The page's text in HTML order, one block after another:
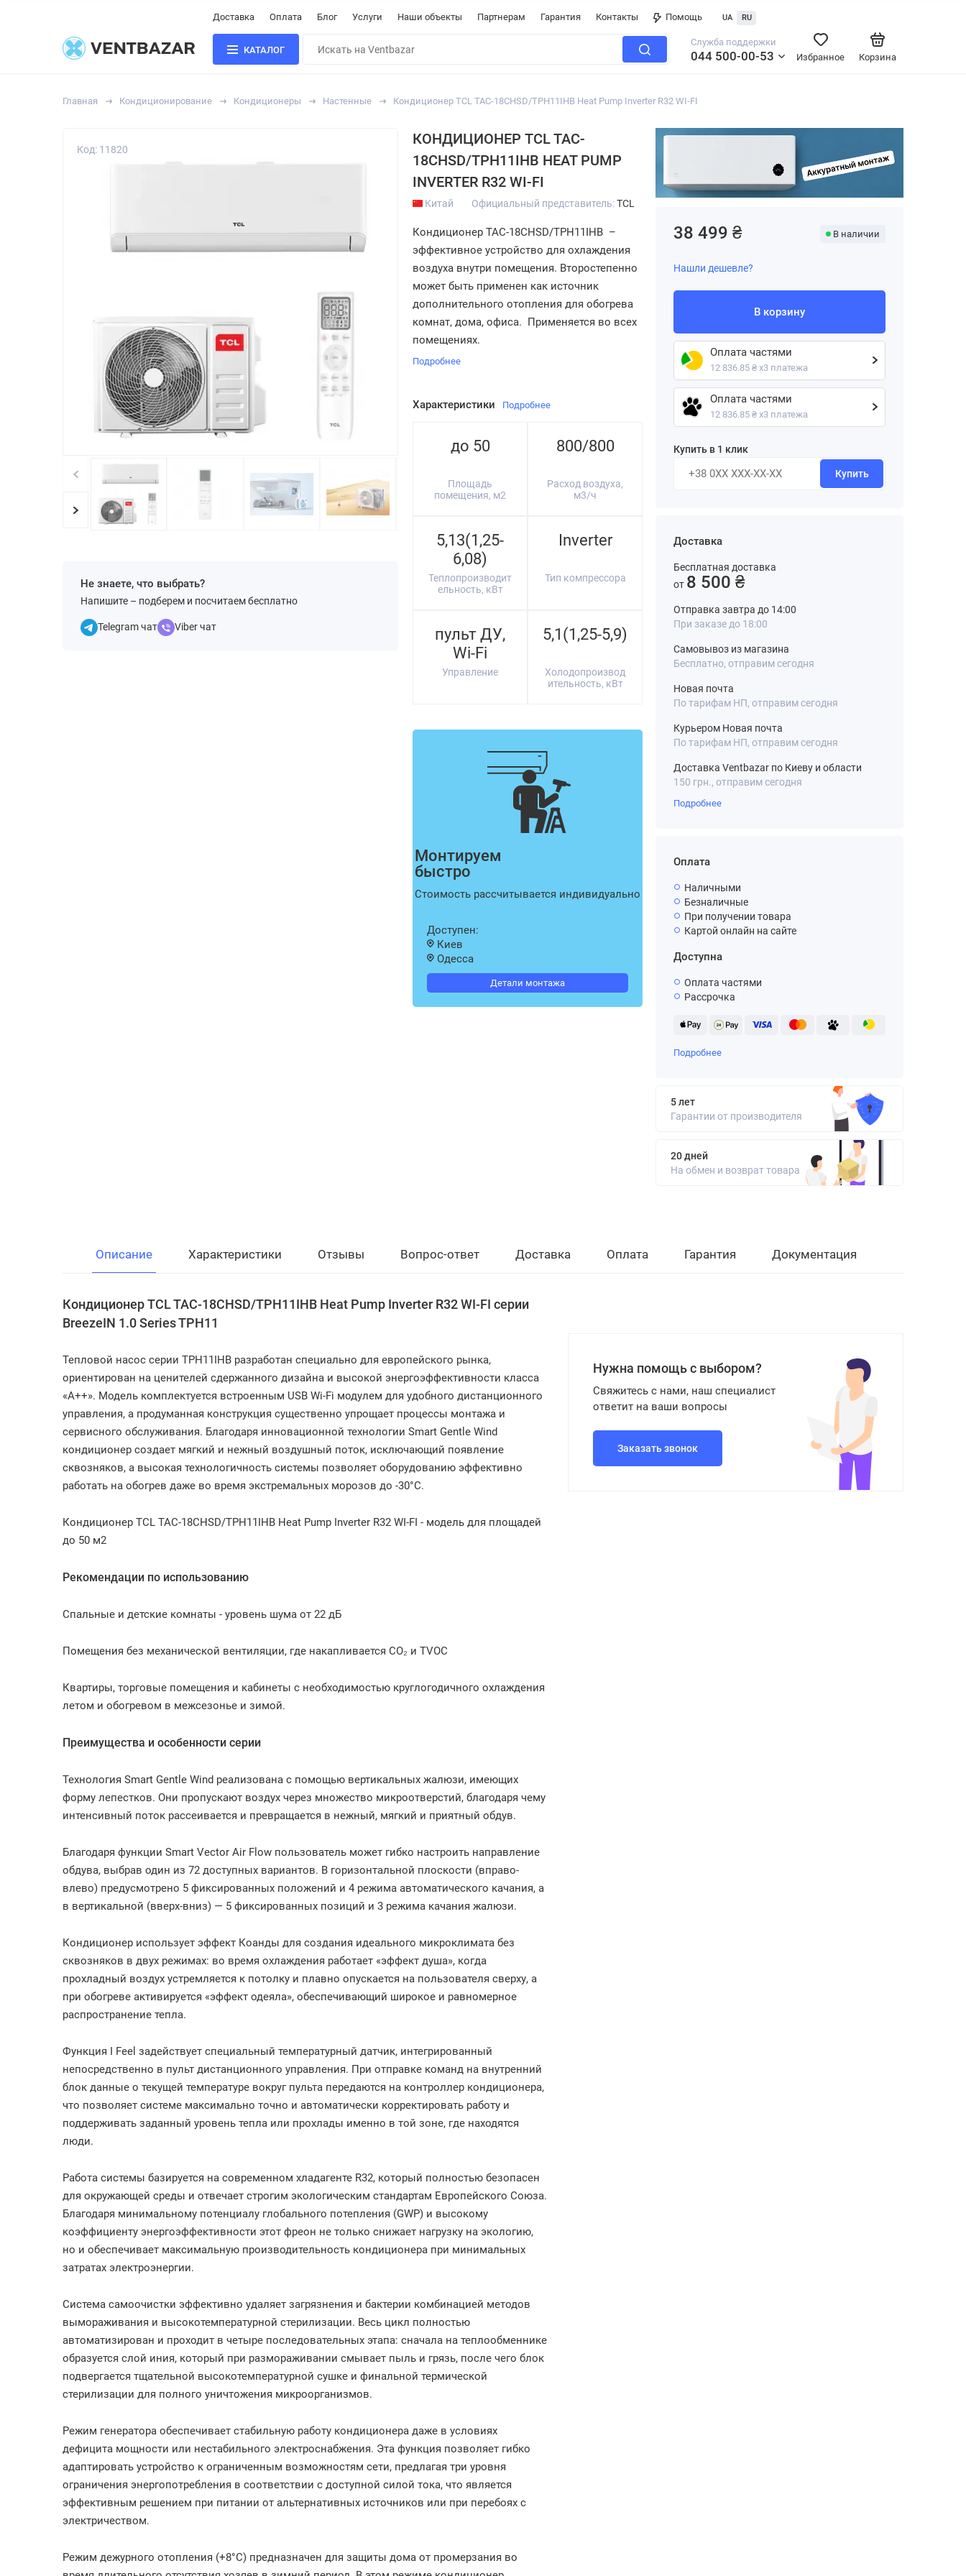
Доставка Оплата Блог Услуги Наши объекты Партнерам Гарантия Контакты Помощь UA RU
КАТАЛОГ
Служба поддержки
044 500-00-53 Корзина
Избранное
Главная Кондиционирование Кондиционеры Настенные Кондиционер TCL TAC-18CHSD/TPH11IHB Heat Pump Inverter R32 WI-FI
Код: 11820
Не знаете, что выбрать?
Напишите – подберем и посчитаем бесплатно
Telegram чат Viber чат
КОНДИЦИОНЕР TCL TAC-
18CHSD/TPH11IHB HEAT PUMP
INVERTER R32 WI-FI
Китай Официальный представитель:TCL
Кондиционер TAC-18CHSD/TPH11IHB –
эффективное устройство для охлаждения
воздуха внутри помещения. Второстепенно
может быть применен как источник
дополнительного отопления для обогрева
комнат, дома, офиса. Применяется во всех
помещениях.
Подробнее
Характеристики Подробнее
до 50
Площадь
помещения, м2
800/800
Расход воздуха,
м3/ч
5,13(1,25-
6,08)
Теплопроизводит
ельность, кВт
Inverter
Тип компрессора
пульт ДУ,
Wi-Fi
Управление
5,1(1,25-5,9)
Холодопроизвод
ительность, кВт
Монтируем
быстро
Стоимость рассчитывается индивидуально
Доступен:
Киев
Одесса
Детали монтажа
38 499 ₴ В наличии
Нашли дешевле?
В корзину
Оплата частями
12 836.85 ₴ х3 платежа
Оплата частями
12 836.85 ₴ х3 платежа
Купить в 1 клик
Купить
Доставка
Бесплатная доставка
от 8 500 ₴
Отправка завтра до 14:00
При заказе до 18:00
Самовывоз из магазина
Бесплатно, отправим сегодня
Новая почта
По тарифам НП, отправим сегодня
Курьером Новая почта
По тарифам НП, отправим сегодня
Доставка Ventbazar по Киеву и области
150 грн., отправим сегодня
Подробнее
Оплата
Наличными
Безналичные
При получении товара
Картой онлайн на сайте
Доступна
Оплата частями
Рассрочка
Подробнее
5 лет
Гарантии от производителя
20 дней
На обмен и возврат товара
Описание Характеристики Отзывы Вопрос-ответ Доставка Оплата Гарантия Документация
Кондиционер TCL TAC-18CHSD/TPH11IHB Heat Pump Inverter R32 WI-FI серии
BreezeIN 1.0 Series TPH11
Тепловой насос серии TPH11IHB разработан специально для европейского рынка,
ориентирован на ценителей сдержанного дизайна и высокой энергоэффективности класса
«А++». Модель комплектуется встроенным USB Wi-Fi модулем для удобного дистанционного
управления, а продуманная конструкция существенно упрощает процессы монтажа и
сервисного обслуживания. Благодаря инновационной технологии Smart Gentle Wind
кондиционер создает мягкий и нежный воздушный поток, исключающий появление
сквозняков, а высокая технологичность системы позволяет оборудованию эффективно
работать на обогрев даже во время экстремальных морозов до -30°C.
Кондиционер TCL TAC-18CHSD/TPH11IHB Heat Pump Inverter R32 WI-FI - модель для площадей
до 50 м2
Рекомендации по использованию
Спальные и детские комнаты - уровень шума от 22 дБ
Помещения без механической вентиляции, где накапливается CO₂ и TVOC
Квартиры, торговые помещения и кабинеты с необходимостью круглогодичного охлаждения
летом и обогревом в межсезонье и зимой.
Преимущества и особенности серии
Технология Smart Gentle Wind реализована с помощью вертикальных жалюзи, имеющих
форму лепестков. Они пропускают воздух через множество микроотверстий, благодаря чему
интенсивный поток рассеивается и превращается в нежный, мягкий и приятный обдув.
Благодаря функции Smart Vector Air Flow пользователь может гибко настроить направление
обдува, выбрав один из 72 доступных вариантов. В горизонтальной плоскости (вправо-
влево) предусмотрено 5 фиксированных положений и 4 режима автоматического качания, а
в вертикальной (вверх-вниз) — 5 фиксированных позиций и 3 режима качания жалюзи.
Кондиционер использует эффект Коанды для создания идеального микроклимата без
сквозняков в двух режимах: во время охлаждения работает «эффект душа», когда
прохладный воздух устремляется к потолку и плавно опускается на пользователя сверху, а
при обогреве активируется «эффект одеяла», обеспечивающий широкое и равномерное
распространение тепла.
Функция I Feel задействует специальный температурный датчик, интегрированный
непосредственно в пульт дистанционного управления. При отправке команд на внутренний
блок данные о текущей температуре вокруг пульта передаются на контроллер кондиционера,
что позволяет системе максимально точно и автоматически корректировать работу и
поддерживать заданный уровень тепла или прохлады именно в той зоне, где находятся
люди.
Работа системы базируется на современном хладагенте R32, который полностью безопасен
для окружающей среды и отвечает строгим экологическим стандартам Европейского Союза.
Благодаря минимальному потенциалу глобального потепления (GWP) и высокому
коэффициенту энергоэффективности этот фреон не только снижает нагрузку на экологию,
но и обеспечивает максимальную производительность кондиционера при минимальных
затратах электроэнергии.
Система самоочистки эффективно удаляет загрязнения и бактерии комбинацией методов
вымораживания и высокотемпературной стерилизации. Весь цикл полностью
автоматизирован и проходит в четыре последовательных этапа: сначала на теплообменнике
образуется слой иния, который при размораживании смывает пыль и грязь, после чего блок
подвергается тщательной высокотемпературной сушке и финальной термической
стерилизации для полного уничтожения микроорганизмов.
Режим генератора обеспечивает стабильную работу кондиционера даже в условиях
дефицита мощности или нестабильного электроснабжения. Эта функция позволяет гибко
адаптировать устройство к ограниченным возможностям сети, предлагая три уровня
ограничения энергопотребления в соответствии с доступной силой тока, что является
эффективным решением при питании от альтернативных источников или при перебоях с
электричеством.
Режим дежурного отопления (+8°C) предназначен для защиты дома от промерзания во
Нужна помощь с выбором?
Свяжитесь с нами, наш специалист
ответит на ваши вопросы
Заказать звонок